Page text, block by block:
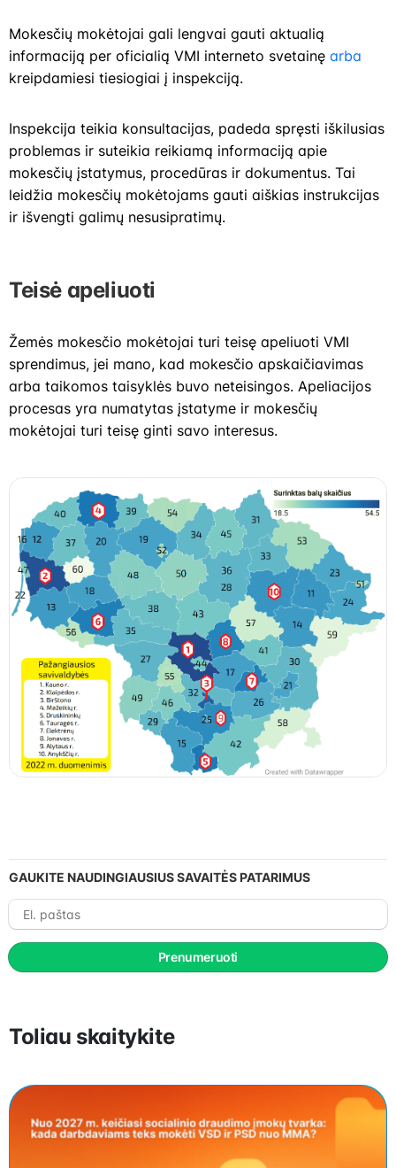
Mokesčių mokėtojai gali lengvai gauti aktualią
informaciją per oficialią VMI interneto svetainę arba
kreipdamiesi tiesiogiai į inspekciją.
Inspekcija teikia konsultacijas, padeda spręsti iškilusias
problemas ir suteikia reikiamą informaciją apie
mokesčių įstatymus, procedūras ir dokumentus. Tai
leidžia mokesčių mokėtojams gauti aiškias instrukcijas
ir išvengti galimų nesusipratimų.
Teisė apeliuoti
Žemės mokesčio mokėtojai turi teisę apeliuoti VMI
sprendimus, jei mano, kad mokesčio apskaičiavimas
arba taikomos taisyklės buvo neteisingos. Apeliacijos
procesas yra numatytas įstatyme ir mokesčių
mokėtojai turi teisę ginti savo interesus.
GAUKITE NAUDINGIAUSIUS SAVAITĖS PATARIMUS
El.
paštas
Prenumeruoti
Toliau skaitykite